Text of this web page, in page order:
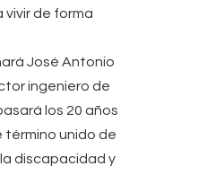
de forma
José Antonio
ingeniero de
los 20 años
unido de
discapacidad y